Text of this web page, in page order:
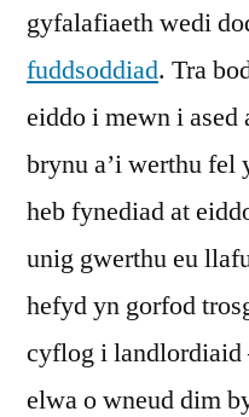
gyfalafiaeth wedi
fuddsoddiad. Tra
eiddo i mewn i
brynu a’i werthu fel
heb fynediad at
unig gwerthu eu
hefyd yn gorfod
cyflog i landlordiaid
elwa o wneud dim